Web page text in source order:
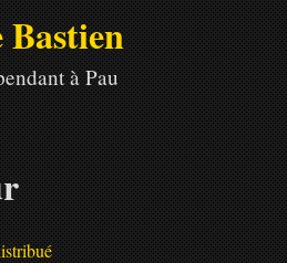
Bastien
à Pau